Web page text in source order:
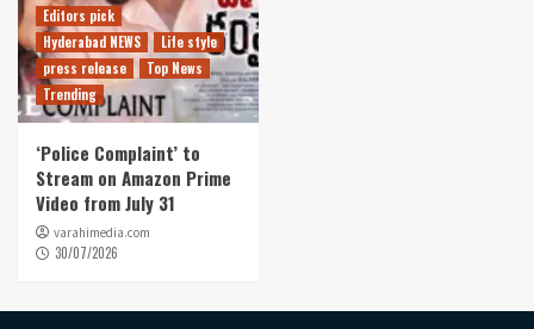
Editors pick
Hyderabad NEWS
Life style
press release
Top News
Trending
‘Police Complaint’ to
Stream on Amazon Prime
Video from July 31
varahimedia.com
30/07/2026